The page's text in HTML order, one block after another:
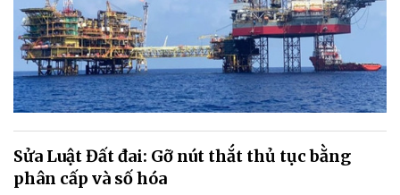
Sửa Luật Đất đai: Gỡ nút thắt thủ tục bằng
phân cấp và số hóa